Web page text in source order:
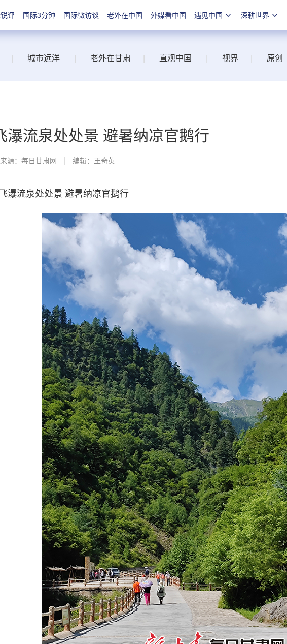
评 国际3分钟 国际微访谈 老外在中国 外媒看中国 遇见中国 深耕世界
城市远洋 老外在甘肃 直观中国 视界 原创
瀑流泉处处景 避暑纳凉官鹅行
来源： 每日甘肃网 编辑：王奇英
流泉处处景 避暑纳凉官鹅行